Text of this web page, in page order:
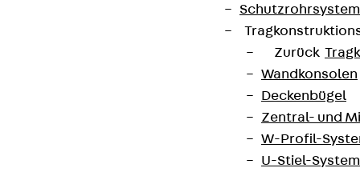
Zurück
Wandkonsolen
Deckenbügel
Zentral- und
W-Profil-
U-Stiel-System